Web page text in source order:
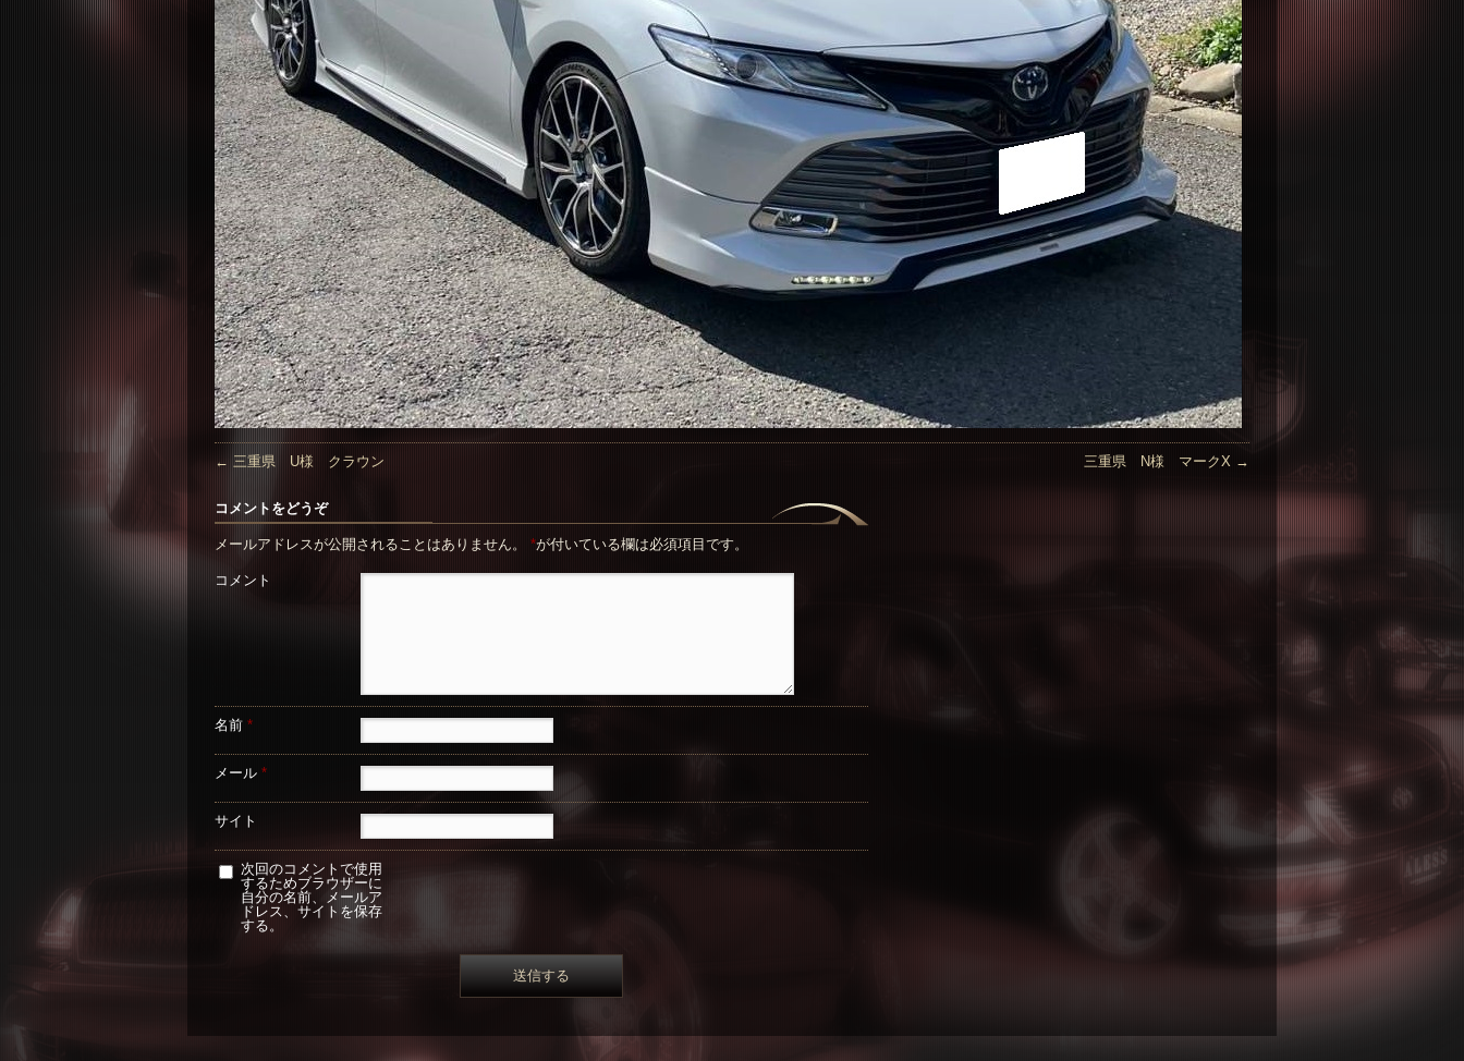
← 三重県 U様 クラウン 三重県 N様 マークX →
コメントをどうぞ
メールアドレスが公開されることはありません。 *が付いている欄は必須項目です。
コメント
名前 *
メール *
サイト
次回のコメントで使用
するためブラウザーに
自分の名前、メールア
ドレス、サイトを保存
する。